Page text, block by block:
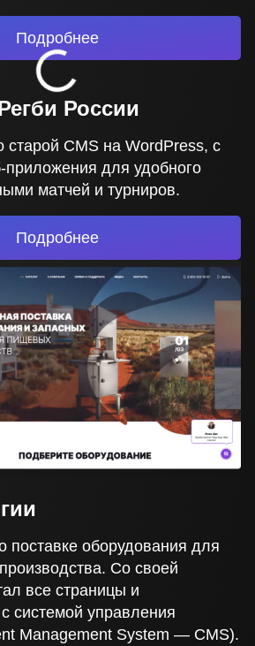
Подробнее
России
старой CMS на WordPress, с
приложения для удобного
матчей и турниров.
Подробнее
поставке оборудования для
Со своей
все страницы и
системой управления
Management System — CMS).